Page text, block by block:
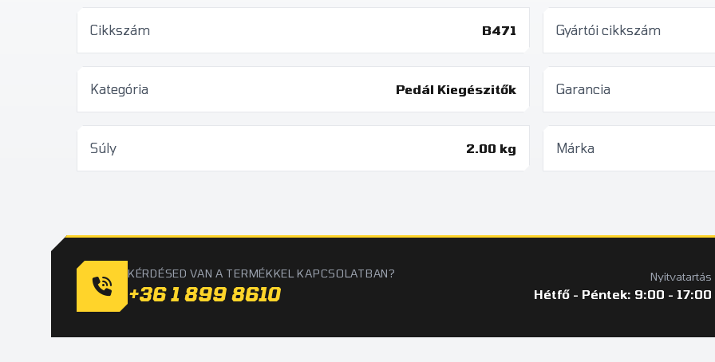
Cikkszám B471 Gyártói cikkszám
Kategória Pedál Kiegészitők Garancia
Súly 2.00 kg Márka
KÉRDÉSED VAN A TERMÉKKEL KAPCSOLATBAN?
+36 1 899 8610
Nyitvatartás
Hétfő - Péntek: 9:00 - 17:00